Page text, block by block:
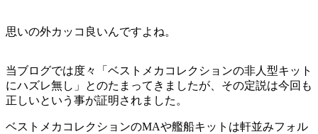
思いの外カッコ良いんですよね。
当ブログでは度々「ベストメカコレクションの非人型キット
にハズレ無し」とのたまってきましたが、その定説は今回も
正しいという事が証明されました。
ベストメカコレクションのMAや艦船キットは軒並みフォル